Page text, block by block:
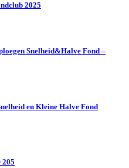
2025
Snelheid&Halve Fond –
en Kleine Halve Fond